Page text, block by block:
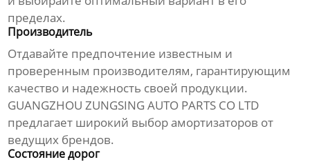
пределах.
Производитель
Отдавайте предпочтение известным и
проверенным производителям, гарантирующим
качество и надежность своей продукции.
GUANGZHOU ZUNGSING AUTO PARTS CO LTD
предлагает широкий выборамортизаторов от
ведущих брендов.
Состояние дорог